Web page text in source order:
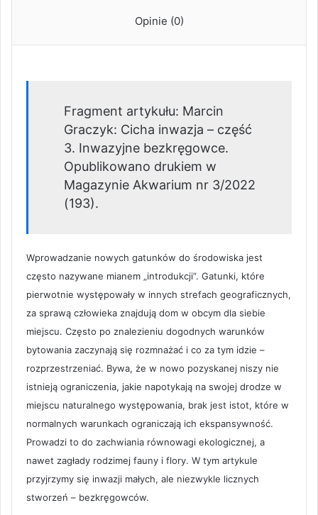
Opinie (0)
Fragment artykułu: Marcin
Graczyk: Cicha inwazja – część
3. Inwazyjne bezkręgowce.
Opublikowano drukiem w
Magazynie Akwarium nr 3/2022
(193).
Wprowadzanie nowych gatunków do środowiska jest
często nazywane mianem „introdukcji”. Gatunki, które
pierwotnie występowały w innych strefach geograficznych,
za sprawą człowieka znajdują dom w obcym dla siebie
miejscu. Często po znalezieniu dogodnych warunków
bytowania zaczynają się rozmnażać i co za tym idzie –
rozprzestrzeniać. Bywa, że w nowo pozyskanej niszy nie
istnieją ograniczenia, jakie napotykają na swojej drodze w
miejscu naturalnego występowania, brak jest istot, które w
normalnych warunkach ograniczają ich ekspansywność.
Prowadzi to do zachwiania równowagi ekologicznej, a
nawet zagłady rodzimej fauny i flory. W tym artykule
przyjrzymy się inwazji małych, ale niezwykle licznych
stworzeń – bezkręgowców.